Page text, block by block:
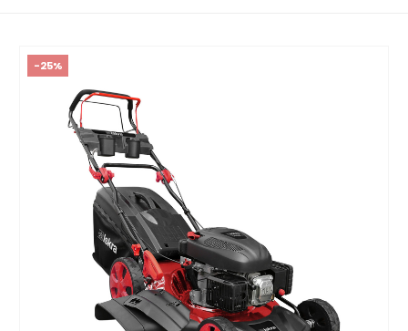
-25%